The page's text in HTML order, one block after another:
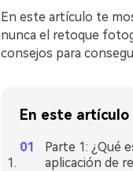
󠀰En este artículo te
nunca el retoque
consejos para
En este artículo
󠀰Parte 1: ¿Qué
aplicación de